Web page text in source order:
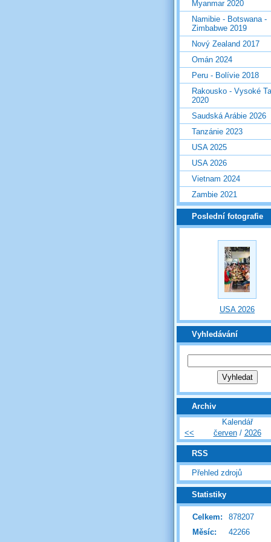
Myanmar 2020
Namibie - Botswana -
Zimbabwe 2019
Nový Zealand 2017
Omán 2024
Peru - Bolívie 2018
Rakousko - Vysoké
2020
Saudská Arábie 2026
Tanzánie 2023
USA 2025
USA 2026
Vietnam 2024
Zambie 2021
Poslední fotografie
USA 2026
Vyhledávání
Archiv
Kalendář
<<
červen/ 2026
RSS
Přehled zdrojů
Statistiky
Celkem:
878207
Měsíc:
42266